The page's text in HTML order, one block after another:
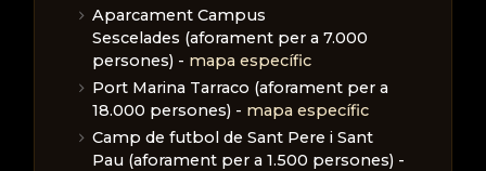
Aparcament Campus
Sescelades (aforament per a 7.000
persones) - mapa específic
Port Marina Tarraco (aforament per a
18.000 persones) - mapa específic
Camp de futbol de Sant Pere i Sant
Pau (aforament per a 1.500 persones) -